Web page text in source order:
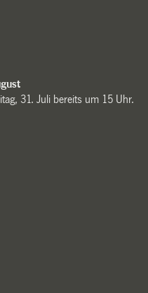
31. Juli bereits um 15 Uhr.